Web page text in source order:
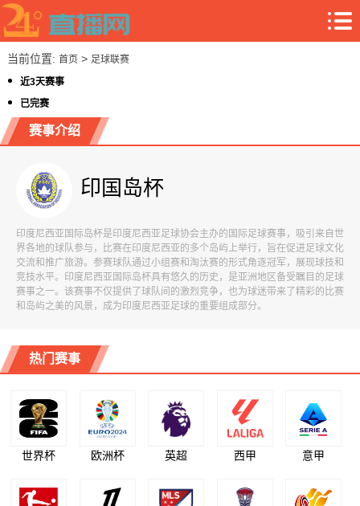
当前位置: 首页> 足球联赛
近3天赛事
已完赛
赛事介绍
印国岛杯
印度尼西亚国际岛杯是印度尼西亚足球协会主办的国际足球赛事，吸引来自世
界各地的球队参与，比赛在印度尼西亚的多个岛屿上举行，旨在促进足球文化
交流和推广旅游。参赛球队通过小组赛和淘汰赛的形式角逐冠军，展现球技和
竞技水平。印度尼西亚国际岛杯具有悠久的历史，是亚洲地区备受瞩目的足球
赛事之一。该赛事不仅提供了球队间的激烈竞争，也为球迷带来了精彩的比赛
和岛屿之美的风景，成为印度尼西亚足球的重要组成部分。
热门赛事
世界杯 欧洲杯 英超 西甲 意甲